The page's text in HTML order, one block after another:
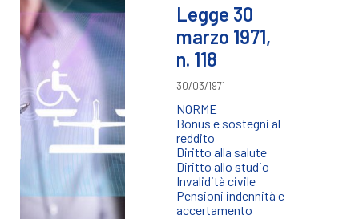
Legge 30
marzo 1971,
n. 118
30/03/1971
NORME
Bonus e sostegni al
reddito
Diritto alla salute
Diritto allo studio
Invalidità civile
Pensioni indennità e
accertamento